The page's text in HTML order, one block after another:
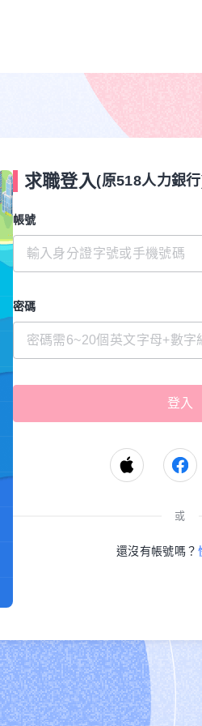
求職登入(原518人力銀
帳號
密碼
或
還沒有帳號嗎？